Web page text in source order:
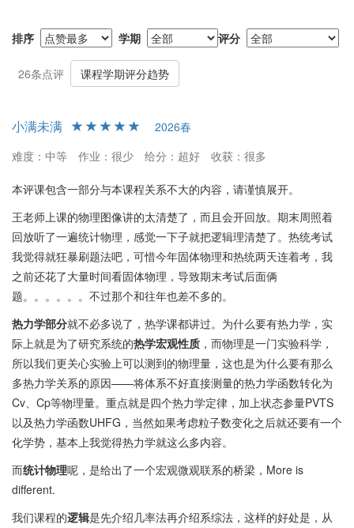
来规划方面的疑问。总体评价显示，选择他的课程，无论是从教学
自学能力较强且愿意与助教和老师积极互动的学生，这门课更能提
排序 学期 评分
26条点评 课程学期评分趋势
小满未满
2026春
难度：中等
作业：很少 给分：超好 收获：很多
本评课包含一部分与本课程关系不大的内容，请谨慎展开。
王老师上课的物理图像讲的太清楚了，而且会开回放。期末周照着
回放听了一遍统计物理，感觉一下子就把逻辑理清楚了。热统考试
我觉得就狂暴刷题法吧，可惜今年固体物理和热统两天连着考，我
之前还花了大量时间看固体物理，导致期末考试后面俩
题。。。。。。不过那个和往年也差不多的。
热力学部分就不必多说了，热学课都讲过。为什么要有热力学，实
际上就是为了研究系统的热学宏观性质 ，而物理是一门实验科学，
所以我们更关心实验上可以测到的物理量，这也是为什么要有那么
多热力学关系的原因——将体系不好直接测量的热力学函数转化为
Cv、Cp等物理量。重点就是四个热力学定律，加上状态参量PVTS
以及热力学函数UHFG，当然如果考虑粒子数变化之后就还要有一个
化学势，基本上我觉得热力学就这么多内容。
而统计物理呢，是给出了一个宏观微观联系的桥梁，More is
different.
我们课程的逻辑是先介绍几率法再介绍系综法，这样的好处是，从